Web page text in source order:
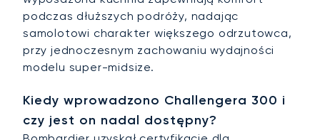
podczas dłuższych podróży, nadając
samolotowi charakter większego odrzutowca,
przy jednoczesnym zachowaniu wydajności
modelu super-midsize.
Kiedy wprowadzono Challengera 300 i
czy jest on nadal dostępny?